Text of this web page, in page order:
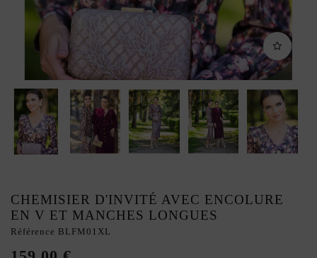
CHEMISIER D'INVITÉ AVEC ENCOLURE
EN V ET MANCHES LONGUES
Référence BLFM01XL